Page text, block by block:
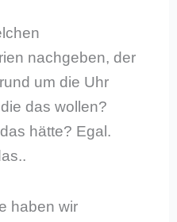
nachgeben, der
um die Uhr
das wollen?
hätte? Egal.
haben wir